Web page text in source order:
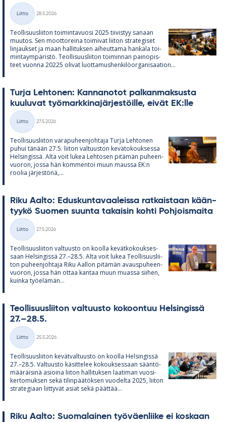
Kategoriat
Liitto
28.5.2026
Teol­li­suus­lii­ton toi­min­ta­vuosi 2025 tii­vis­tyy sa­naan
muu­tos. Sen moot­to­reina toi­mi­vat lii­ton stra­te­gi­set
lin­jauk­set ja maan hal­li­tuk­sen ai­heut­tama han­kala toi­
min­taym­pä­ristö. Teol­li­suus­lii­ton toi­min­nan pain­opis­
teet vuonna 20225 oli­vat luot­ta­mus­hen­ki­lö­or­ga­ni­saa­tion...
Turja Leh­to­nen: Kan­na­no­tot pal­kan­mak­susta
kuu­lu­vat työ­mark­ki­na­jär­jes­töille, ei­vät EK:lle
Kategoriat
Liitto
27.5.2026
Teol­li­suus­lii­ton va­ra­pu­heen­joh­taja Turja Leh­to­nen
pu­hui tä­nään 27.5. lii­ton val­tuus­ton ke­vä­to­kouk­sessa
Hel­sin­gissä. Alta voit lu­kea Leh­to­sen pi­tä­män pu­heen­
vuo­ron, jossa hän kom­men­toi muun maussa EK:n
roo­lia jär­jes­tönä,...
Riku Aalto: Edus­kun­ta­vaa­leissa rat­kais­taan kään­
tyykö Suo­men suunta ta­kai­sin kohti Poh­jois­maita
Kategoriat
Liitto
27.5.2026
Teol­li­suus­lii­ton val­tuusto on koolla ke­vät­ko­kouk­ses­
saan Hel­sin­gissä 27.–28.5. Alta voit lu­kea Teol­li­suus­lii­
ton pu­heen­joh­taja Riku Aal­lon pi­tä­män avaus­pu­heen­
vuo­ron, jossa hän ot­taa kan­taa muun muassa sii­hen,
kuinka työ­elä­män...
Teol­li­suus­lii­ton val­tuusto ko­koon­tuu Hel­sin­gissä
27.–28.5.
Kategoriat
Liitto
25.5.2026
Teol­li­suus­lii­ton ke­vät­val­tuusto on koolla Hel­sin­gissä
27.–28.5. Val­tuusto kä­sit­te­lee ko­kouk­ses­saan sään­tö­
mää­räi­sinä asioina lii­ton hal­li­tuk­sen laa­ti­man vuo­si­
ker­to­muk­sen sekä ti­lin­pää­tök­sen vuo­delta 2025, lii­ton
stra­te­gi­aan liit­ty­vät asiat sekä päät­tää...
Riku Aalto: Suo­ma­lai­nen työ­väen­liike ei kos­kaan